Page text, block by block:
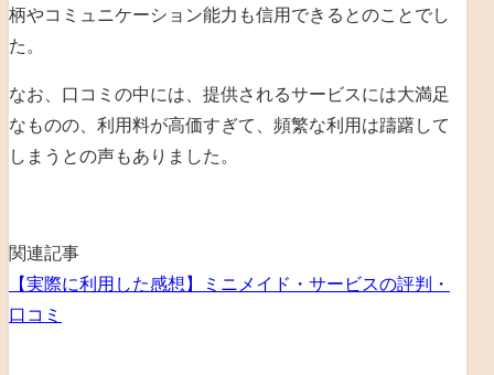
柄やコミュニケーション能力も信用できるとのことでし
た。
なお、口コミの中には、提供されるサービスには大満足
なものの、利用料が高価すぎて、頻繁な利用は躊躇して
しまうとの声もありました。
関連記事
【実際に利用した感想】ミニメイド・サービスの評判・
口コミ